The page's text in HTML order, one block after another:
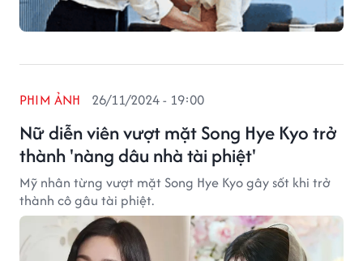
Nữ diễn viên vượt mặt Song Hye Kyo trở
thành 'nàng dâu nhà tài phiệt'
PHIM ẢNH 26/11/2024 - 19:00
Mỹ nhân từng vượt mặt Song Hye Kyo gây sốt khi trở
thành cô gâu tài phiệt.